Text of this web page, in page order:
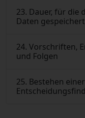
23. Dauer, für die
Daten
24. Vorschriften,
und Folgen
25. Bestehen